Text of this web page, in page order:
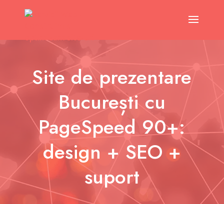
Site de prezentare
București cu
PageSpeed 90+:
design + SEO +
suport